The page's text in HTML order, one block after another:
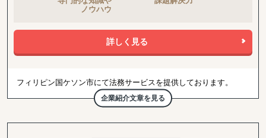
詳しく見る
企業紹介文章を見る
フィリピン国ケソン市にて法務サービスを提供しております。
当事務所の特徴は弁護士事務所内に事務所を構えており、
顧客に応じて最適な弁護士をご提案しております。
その為、広範囲の業務をカバーしており、進出前の会社設立・運営